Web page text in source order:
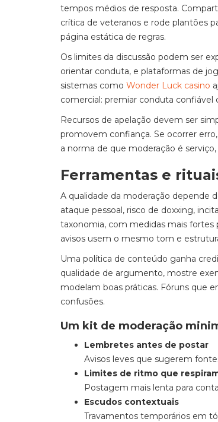
tempos médios de resposta.
crítica de veteranos e rode plantões
página estática de regras.
Os limites da discussão podem ser
orientar conduta, e plataformas de
sistemas como Wonder Luck casino
comercial: premiar conduta
Recursos de apelação devem ser
promovem confiança. Se ocorrer
a norma de que moderação é
Ferramentas e
A qualidade da moderação depende
ataque pessoal, risco de doxxing,
taxonomia, com medidas mais fortes
avisos usem o mesmo tom e
Uma política de conteúdo ganha
qualidade de argumento, mostre
modelam boas práticas. Fóruns que
confusões.
Um kit de moderação
Lembretes antes de postar
Avisos leves que sugerem
Limites de ritmo que
Postagem mais lenta para
Escudos contextuais
Travamentos temporários em